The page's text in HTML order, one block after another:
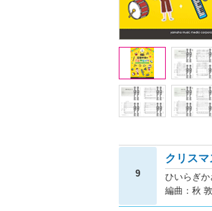
9
クリス
ひいらぎ
編曲：秋